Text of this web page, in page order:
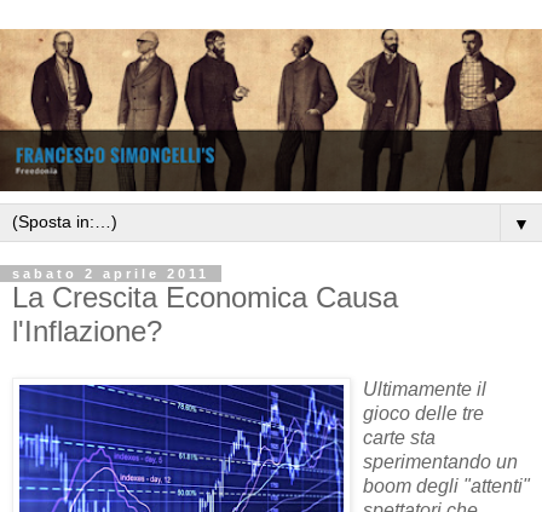
▼
sabato 2 aprile 2011
La Crescita Economica Causa
l'Inflazione?
Ultimamente il
gioco delle tre
carte sta
sperimentando un
boom degli "attenti"